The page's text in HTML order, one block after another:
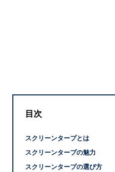
目次
スクリーンタープとは
スクリーンタープの魅力
スクリーンタープの選び方